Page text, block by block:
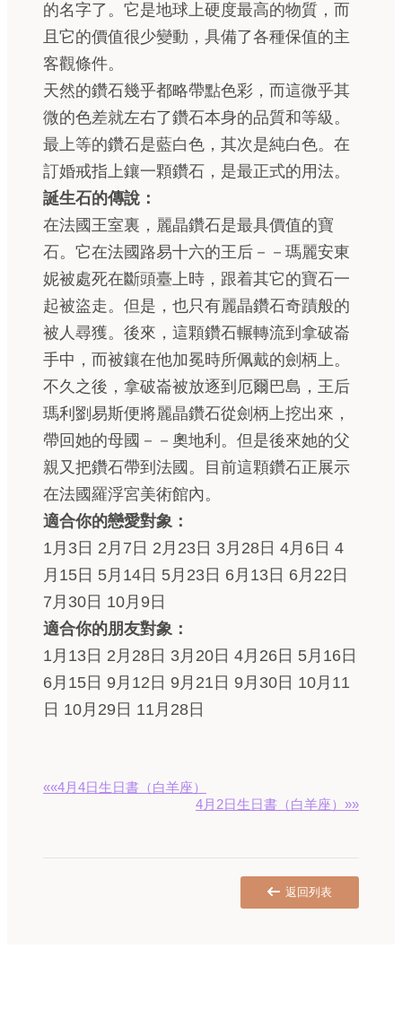
的名字了。它是地球上硬度最高的物質，而
且它的價值很少變動，具備了各種保值的主
客觀條件。
天然的鑽石幾乎都略帶點色彩，而這微乎其
微的色差就左右了鑽石本身的品質和等級。
最上等的鑽石是藍白色，其次是純白色。在
訂婚戒指上鑲一顆鑽石，是最正式的用法。
誕生石的傳說：
在法國王室裏，麗晶鑽石是最具價值的寶
石。它在法國路易十六的王后－－瑪麗安東
妮被處死在斷頭臺上時，跟着其它的寶石一
起被盜走。但是，也只有麗晶鑽石奇蹟般的
被人尋獲。後來，這顆鑽石輾轉流到拿破崙
手中，而被鑲在他加冕時所佩戴的劍柄上。
不久之後，拿破崙被放逐到厄爾巴島，王后
瑪利劉易斯便將麗晶鑽石從劍柄上挖出來，
帶回她的母國－－奧地利。但是後來她的父
親又把鑽石帶到法國。目前這顆鑽石正展示
在法國羅浮宮美術館內。
適合你的戀愛對象：
1月3日 2月7日 2月23日 3月28日 4月6日 4
月15日 5月14日 5月23日 6月13日 6月22日
7月30日 10月9日
適合你的朋友對象：
1月13日 2月28日 3月20日 4月26日 5月16日
6月15日 9月12日 9月21日 9月30日 10月11
日 10月29日 11月28日
««4月4日生日書（白羊座）
4月2日生日書（白羊座）»»
返回列表